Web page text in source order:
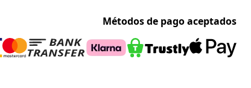
Métodos de pago aceptados